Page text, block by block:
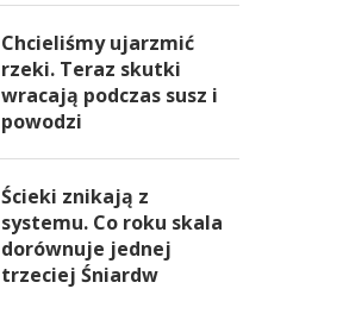
Chcieliśmy ujarzmić
rzeki. Teraz skutki
wracają podczas susz i
powodzi
Ścieki znikają z
systemu. Co roku skala
dorównuje jednej
trzeciej Śniardw